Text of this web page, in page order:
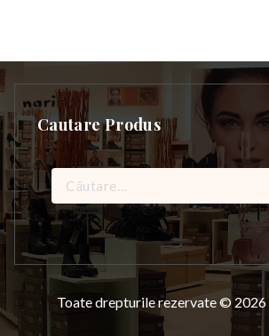
Cautare Produs
Caută
după:
Toate drepturile rezervate ©